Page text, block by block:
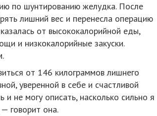
по шунтированию желудка. После
лишний вес и перенесла операцию
от высококалорийной еды,
и низкокалорийные закуски.
от 146 килограммов лишнего
уверенной в себе и счастливой
не могу описать, насколько сильно я
говорит она.